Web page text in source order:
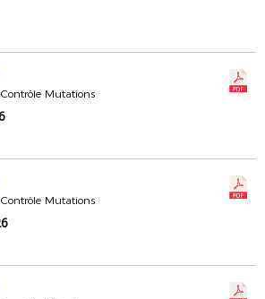
Mutations
Mutations